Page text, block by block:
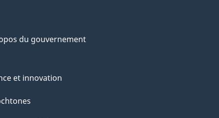
du gouvernement
et innovation